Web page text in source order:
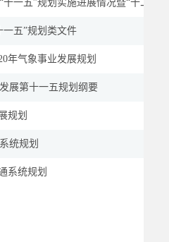
行公开
十一五”规划实施进展情况暨“十二五
一五”规划类文件
年气象事业发展规划
展第十一五规划纲要
规划
统规划
系统规划